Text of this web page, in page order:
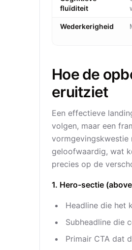
fluïditeit
Wederkerigheid
Hoe de
eruitziet
Een effectieve
volgen, maar een
vormgevingskwestie
geloofwaardig, wat
precies op de
1. Hero-sectie
Headline die het
Subheadline die
Primair CTA dat